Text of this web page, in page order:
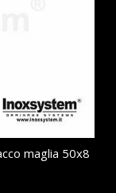
maglia 50x8